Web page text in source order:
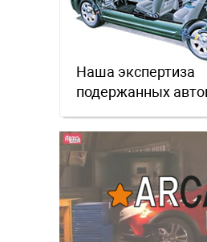
Наша экспертиза
подержанных